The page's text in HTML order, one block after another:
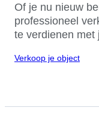
Of je nu nieuw
professioneel
te verdienen met
Verkoop je object